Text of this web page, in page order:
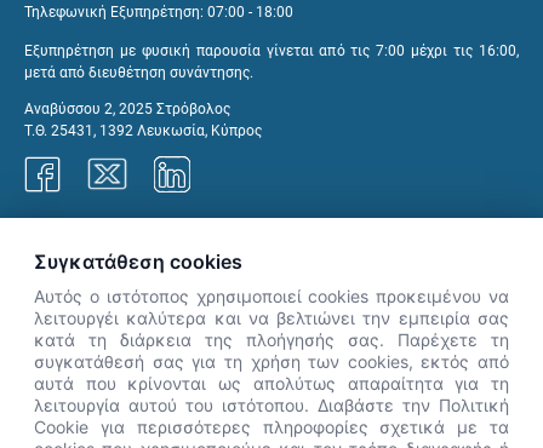
Τηλεφωνική Εξυπηρέτηση: 07:00 - 18:00
Εξυπηρέτηση με φυσική παρουσία γίνεται από τις 7:00 μέχρι τις 16:00,
μετά από διευθέτηση συνάντησης.
Αναβύσσου 2, 2025 Στρόβολος
Τ.Θ. 25431, 1392 Λευκωσία, Κύπρος
👋 Καλώς ήρθες! Είμαι η Νόησις.
Πες μου πώς μπορώ να σε βοηθήσω
σήμερα.
Συγκατάθεση cookies
Αυτός ο ιστότοπος χρησιμοποιεί cookies προκειμένου να
λειτουργέι καλύτερα και να βελτιώνει την εμπειρία σας
κατά τη διάρκεια της πλοήγησής σας. Παρέχετε τη
συγκατάθεσή σας για τη χρήση των cookies, εκτός από
αυτά που κρίνονται ως απολύτως απαραίτητα για τη
λειτουργία αυτού του ιστότοπου. Διαβάστε την Πολιτική
Cookie για περισσότερες πληροφορίες σχετικά με τα